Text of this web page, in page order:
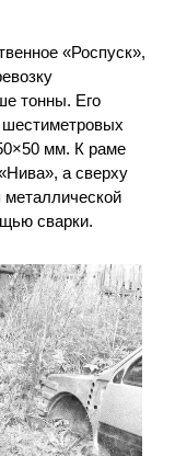
«Роспуск»,
тонны. Его
шестиметровых
мм. К раме
а сверху
сварки.